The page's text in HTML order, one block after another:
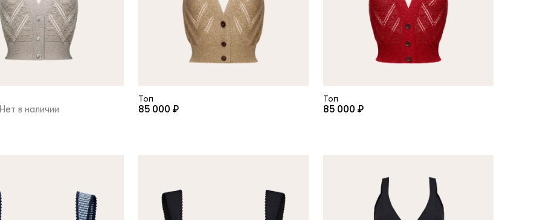
условиямиполитики конфиденциальности
Нет в наличии
Топ
85 000 ₽
Топ
85 000 ₽